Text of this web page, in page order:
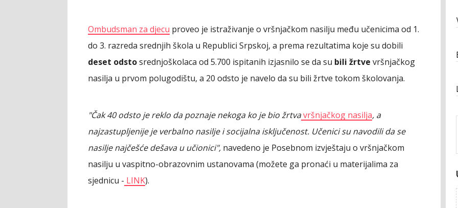
Ombudsman za djecu proveo je istraživanje o vršnjačkom nasilju među učenicima od 1.
do 3. razreda srednjih škola u Republici Srpskoj, a prema rezultatima koje su dobili
deset odstosrednjoškolaca od 5.700 ispitanih izjasnilo se da su bili žrtve vršnjačkog
nasilja u prvom polugodištu, a 20 odsto je navelo da su bili žrtve tokom školovanja.
"Čak 40 odsto je reklo da poznaje nekoga ko je bio žrtvavršnjačkog nasilja, a
najzastupljenije je verbalno nasilje i socijalna isključenost. Učenici su navodili da se
nasilje najčešće dešava u učionici", navedeno je Posebnom izvještaju o vršnjačkom
nasilju u vaspitno-obrazovnim ustanovama (možete ga pronaći u materijalima za
sjednicu - LINK).